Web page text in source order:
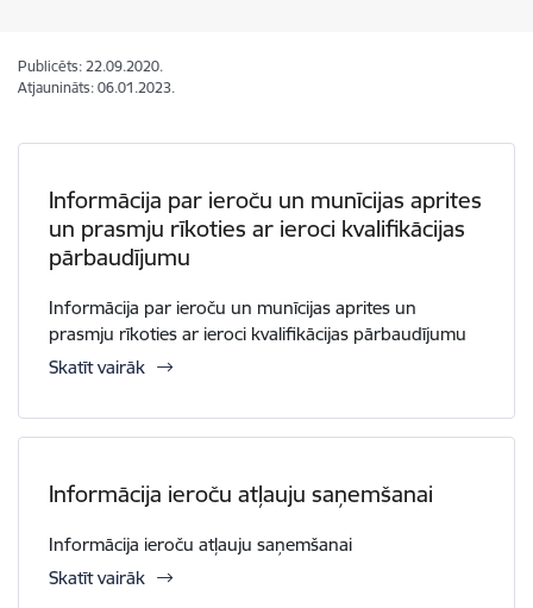
Publicēts: 22.09.2020.
Atjaunināts: 06.01.2023.
Informācija par ieroču un munīcijas aprites
un prasmju rīkoties ar ieroci kvalifikācijas
pārbaudījumu
Informācija par ieroču un munīcijas aprites un
prasmju rīkoties ar ieroci kvalifikācijas pārbaudījumu
Skatīt vairāk
Informācija ieroču atļauju saņemšanai
Informācija ieroču atļauju saņemšanai
Skatīt vairāk